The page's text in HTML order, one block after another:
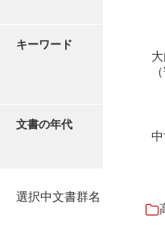
伊藤家文書（
井上家文書（
井上家文書（
キーワード
文書の年代
選択中文書群名